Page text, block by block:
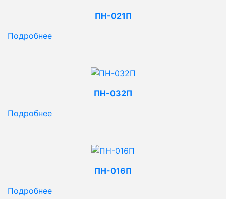
ПН-021П
Подробнее
ПН-032П
Подробнее
ПН-016П
Подробнее